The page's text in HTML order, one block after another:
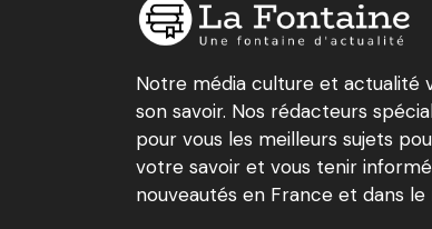
Notre média culture et actualité
son savoir. Nos rédacteurs
pour vous les meilleurs sujets
votre savoir et vous tenir
nouveautés en France et dans le